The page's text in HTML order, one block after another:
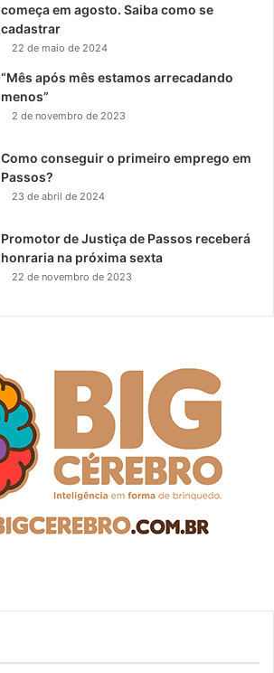
começa em agosto. Saiba como se
cadastrar
22 de maio de 2024
“Mês após mês estamos arrecadando
menos”
2 de novembro de 2023
Como conseguir o primeiro emprego em
Passos?
23 de abril de 2024
Promotor de Justiça de Passos receberá
honraria na próxima sexta
22 de novembro de 2023